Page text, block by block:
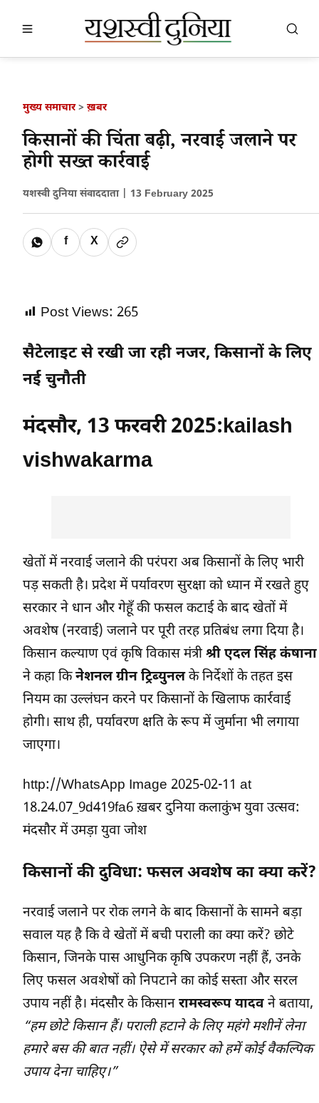
मुख्य समाचार> ख़बर
किसानों की चिंता बढ़ी, नरवाई जलाने पर
होगी सख्त कार्रवाई
यशस्वी दुनिया संवाददाता | 13 February 2025
f X
Post Views: 265
सैटेलाइट से रखी जा रही नजर, किसानों के लिए
नई चुनौती
मंदसौर, 13 फरवरी 2025:kailash
vishwakarma
खेतों में नरवाई जलाने की परंपरा अब किसानों के लिए भारी
पड़ सकती है। प्रदेश में पर्यावरण सुरक्षा को ध्यान में रखते हुए
सरकार ने धान और गेहूँ की फसल कटाई के बाद खेतों में
अवशेष (नरवाई) जलाने पर पूरी तरह प्रतिबंध लगा दिया है।
किसान कल्याण एवं कृषि विकास मंत्रीश्री एदल सिंह कंषाना
ने कहा किनेशनल ग्रीन ट्रिब्युनलके निर्देशों के तहत इस
नियम का उल्लंघन करने पर किसानों के खिलाफ कार्रवाई
होगी। साथ ही, पर्यावरण क्षति के रूप में जुर्माना भी लगाया
जाएगा।
http://WhatsApp Image 2025-02-11 at
18.24.07_9d419fa6 ख़बर दुनिया कलाकुंभ युवा उत्सव:
मंदसौर में उमड़ा युवा जोश
किसानों की दुविधा: फसल अवशेष का क्या करें?
नरवाई जलाने पर रोक लगने के बाद किसानों के सामने बड़ा
सवाल यह है कि वे खेतों में बची पराली का क्या करें? छोटे
किसान, जिनके पास आधुनिक कृषि उपकरण नहीं हैं, उनके
लिए फसल अवशेषों को निपटाने का कोई सस्ता और सरल
उपाय नहीं है। मंदसौर के किसान रामस्वरूप यादव ने बताया,
“हम छोटे किसान हैं। पराली हटाने के लिए महंगे मशीनें लेना
हमारे बस की बात नहीं। ऐसे में सरकार को हमें कोई वैकल्पिक
उपाय देना चाहिए।”